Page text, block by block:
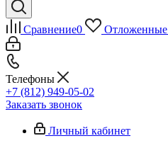
Сравнение0 Отложенные
Телефоны
+7 (812) 949-05-02
Заказать звонок
Личный кабинет